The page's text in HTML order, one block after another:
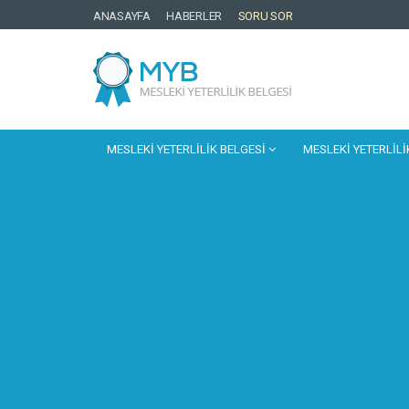
ANASAYFA HABERLER SORU SOR
MESLEKI YETERLILIK BELGESI MESLEKI